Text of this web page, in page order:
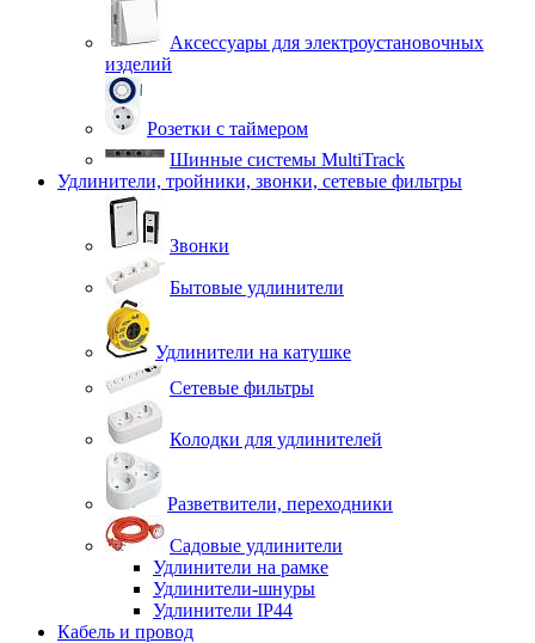
Аксессуары для электроустановочных
изделий
Розетки с таймером
Шинные системы MultiTrack
Удлинители, тройники, звонки, сетевые фильтры
Звонки
Бытовые удлинители
Удлинители на катушке
Сетевые фильтры
Колодки для удлинителей
Разветвители, переходники
Садовые удлинители
Удлинители на рамке
Удлинители-шнуры
Удлинители IP44
Кабель и провод